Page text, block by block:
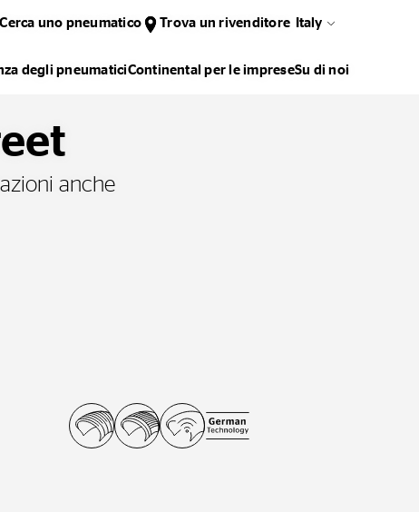
Cerca uno pneumatico Trova un rivenditore Italy
degli pneumaticiContinental per le impreseSu di noi
anche